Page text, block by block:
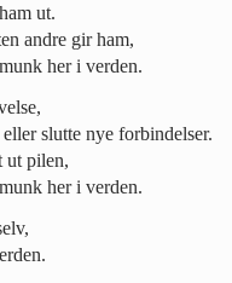
ut.
andre gir ham,
her i verden.
slutte nye forbindelser.
ut pilen,
her i verden.